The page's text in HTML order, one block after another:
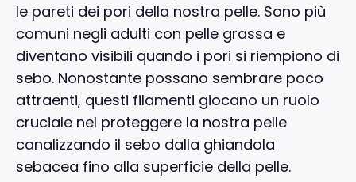
le pareti dei pori della nostra pelle. Sono più
comuni negli adulti con pelle grassa e
diventano visibili quando i pori si riempiono di
sebo. Nonostante possano sembrare poco
attraenti, questi filamenti giocano un ruolo
cruciale nel proteggere la nostra pelle
canalizzando il sebo dalla ghiandola
sebacea fino alla superficie della pelle.